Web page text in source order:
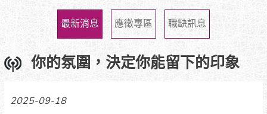
最新消息 應徵專區 職缺訊息
你的氛圍，決定你能留下的印象
2025-09-18